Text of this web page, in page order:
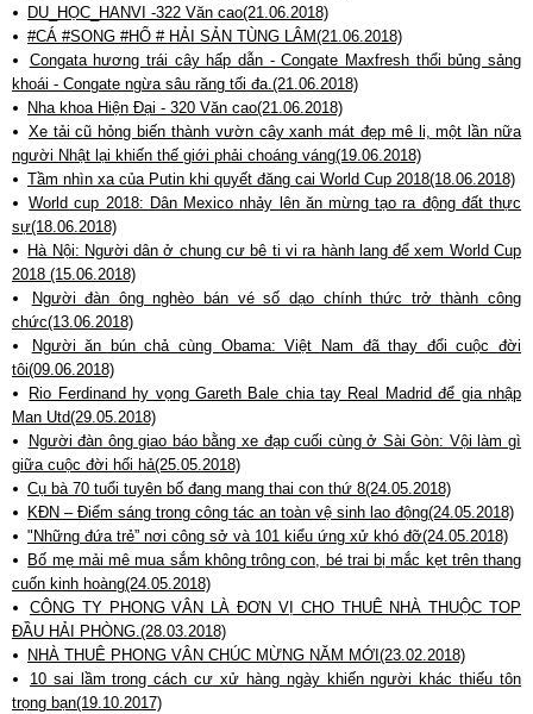
DU_HỌC_HANVI -322 Văn cao(21.06.2018)
#CÁ #SONG #HỔ # HẢI SẢN TÙNG LÂM(21.06.2018)
Congata hương trái cây hấp dẫn - Congate Maxfresh thổi bủng sảng
khoái - Congate ngừa sâu răng tối đa.(21.06.2018)
Nha khoa Hiện Đại - 320 Văn cao(21.06.2018)
Xe tải cũ hỏng biến thành vườn cây xanh mát đẹp mê li, một lần nữa
người Nhật lại khiến thế giới phải choáng váng(19.06.2018)
Tầm nhìn xa của Putin khi quyết đăng cai World Cup 2018(18.06.2018)
World cup 2018: Dân Mexico nhảy lên ăn mừng tạo ra động đất thực
sự(18.06.2018)
Hà Nội: Người dân ở chung cư bê ti vi ra hành lang để xem World Cup
2018 (15.06.2018)
Người đàn ông nghèo bán vé số dạo chính thức trở thành công
chức(13.06.2018)
Người ăn bún chả cùng Obama: Việt Nam đã thay đổi cuộc đời
tôi(09.06.2018)
Rio Ferdinand hy vọng Gareth Bale chia tay Real Madrid để gia nhập
Man Utd(29.05.2018)
Người đàn ông giao báo bằng xe đạp cuối cùng ở Sài Gòn: Vội làm gì
giữa cuộc đời hối hả(25.05.2018)
Cụ bà 70 tuổi tuyên bố đang mang thai con thứ 8(24.05.2018)
KĐN – Điểm sáng trong công tác an toàn vệ sinh lao động(24.05.2018)
"Những đứa trẻ” nơi công sở và 101 kiểu ứng xử khó đỡ(24.05.2018)
Bố mẹ mải mê mua sắm không trông con, bé trai bị mắc kẹt trên thang
cuốn kinh hoàng(24.05.2018)
CÔNG TY PHONG VÂN LÀ ĐƠN VỊ CHO THUÊ NHÀ THUỘC TOP
ĐẦU HẢI PHÒNG.(28.03.2018)
NHÀ THUÊ PHONG VÂN CHÚC MỪNG NĂM MỚI(23.02.2018)
10 sai lầm trong cách cư xử hàng ngày khiến người khác thiếu tôn
trọng bạn(19.10.2017)